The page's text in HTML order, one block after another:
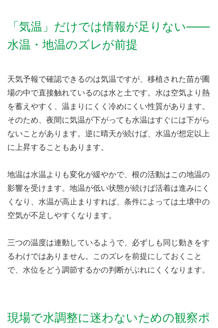
「気温」だけでは情報が足りない――
水温・地温のズレが前提
天気予報で確認できるのは気温ですが、移植された苗が圃
場の中で直接触れているのは水と土です。水は空気より熱
を蓄えやすく、温まりにくく冷めにくい性質があります。
そのため、夜間に気温が下がっても水温はすぐには下がら
ないことがあります。逆に晴天が続けば、水温が想定以上
に上昇することもあります。
地温は水温よりも変化が緩やかで、根の活動はこの地温の
影響を受けます。地温が低い状態が続けば活着は進みにく
くなり、水温が高止まりすれば、条件によっては土壌中の
空気が不足しやすくなります。
三つの温度は連動しているようで、必ずしも同じ動きをす
るわけではありません。このズレを前提にしておくこと
で、水位をどう調節するかの判断がぶれにくくなります。
現場で水調整に迷わないための観察ポ